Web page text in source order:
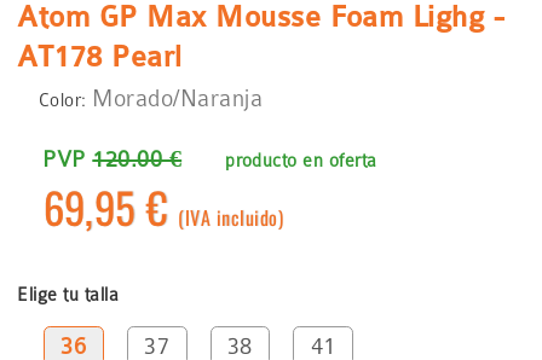
Atom GP Max Mousse Foam Lighg -
AT178 Pearl
Color: Morado/Naranja
PVP120.00 € producto en oferta
69,95 € (IVA incluido)
Elige tu talla
36 37 38 41